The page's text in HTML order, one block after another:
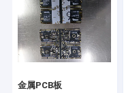
金属PCB板